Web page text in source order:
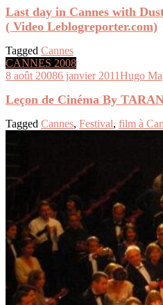
Last day in Cannes with
( Video Leblogreporter.com)
Tagged Cannes
CANNES 2008
8 août 20086 janvier 2011Hugo
Leçon de Cinéma By
Tagged Cannes, Festival, film à